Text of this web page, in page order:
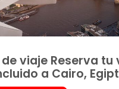
viaje Reserva tu
a Cairo,